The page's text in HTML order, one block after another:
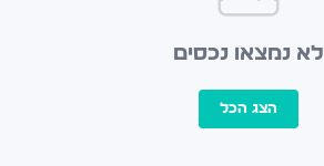
לא נמצאו נכסים
הצג הכל